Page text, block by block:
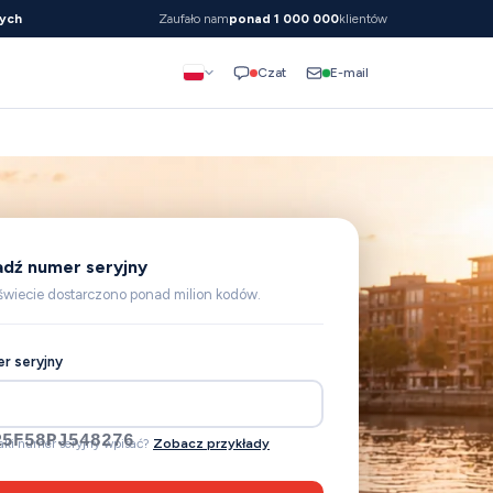
Zaufało namponad 1 000 000klientów
Czat E-mail
numer seryjny
dostarczono ponad milion kodów.
seryjny
numer seryjny wpisać? Zobacz przykłady